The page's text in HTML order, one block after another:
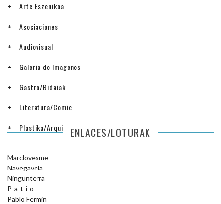
Arte Eszenikoa
Asociaciones
Audiovisual
Galeria de Imagenes
Gastro/Bidaiak
Literatura/Comic
Plastika/ArquitecturaENLACES/LOTURAK
Marclovesme
Navegavela
Ningunterra
P-a-t-i-o
Pablo Fermin